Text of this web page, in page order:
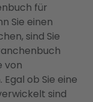
für
Sie einen
sind Sie
von
ob Sie eine
sind